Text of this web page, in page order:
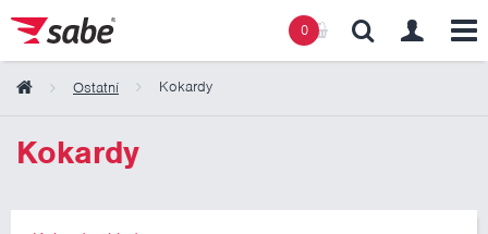
0
Ostatní Kokardy
Kokardy
Obsah košíku